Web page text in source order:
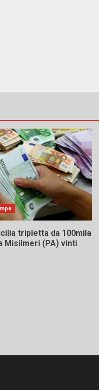
tripletta da 100mila
Misilmeri (PA) vinti